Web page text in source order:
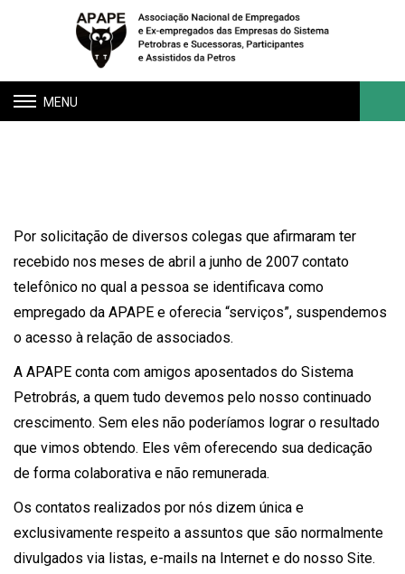
Toggle
navigation
Por solicitação de diversos colegas que afirmaram ter
recebido nos meses de abril a junho de 2007 contato
telefônico no qual a pessoa se identificava como
empregado da APAPE e oferecia “serviços”, suspendemos
o acesso à relação de associados.
A APAPE conta com amigos aposentados do Sistema
Petrobrás, a quem tudo devemos pelo nosso continuado
crescimento. Sem eles não poderíamos lograr o resultado
que vimos obtendo. Eles vêm oferecendo sua dedicação
de forma colaborativa e não remunerada.
Os contatos realizados por nós dizem única e
exclusivamente respeito a assuntos que são normalmente
divulgados via listas, e-mails na Internet e do nosso Site.